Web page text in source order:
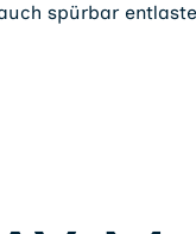
spürbar